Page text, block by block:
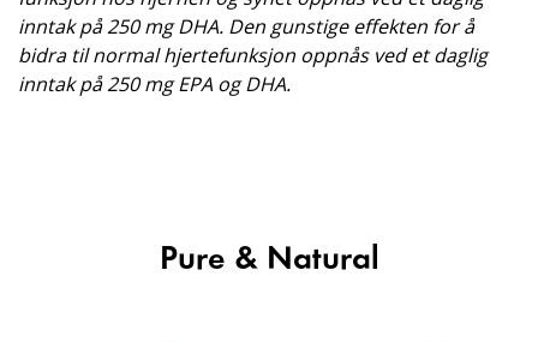
inntak på 250 mg DHA. Den gunstige effekten for å
bidra til normal hjertefunksjon oppnås ved et daglig
inntak på 250 mg EPA og DHA.
Pure & Natural